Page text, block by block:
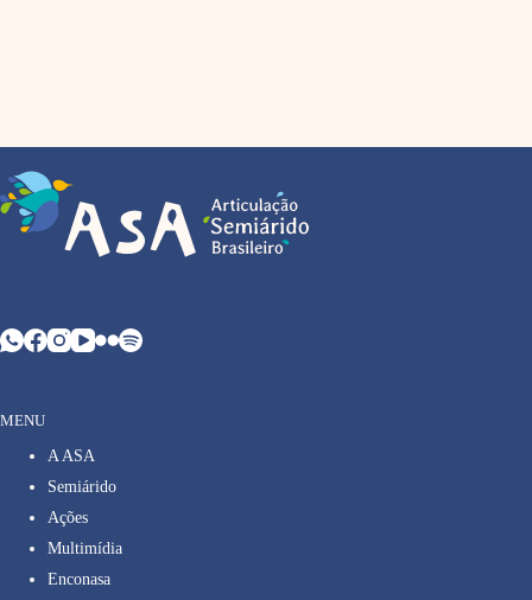
MENU
A ASA
Semiárido
Ações
Multimídia
Enconasa